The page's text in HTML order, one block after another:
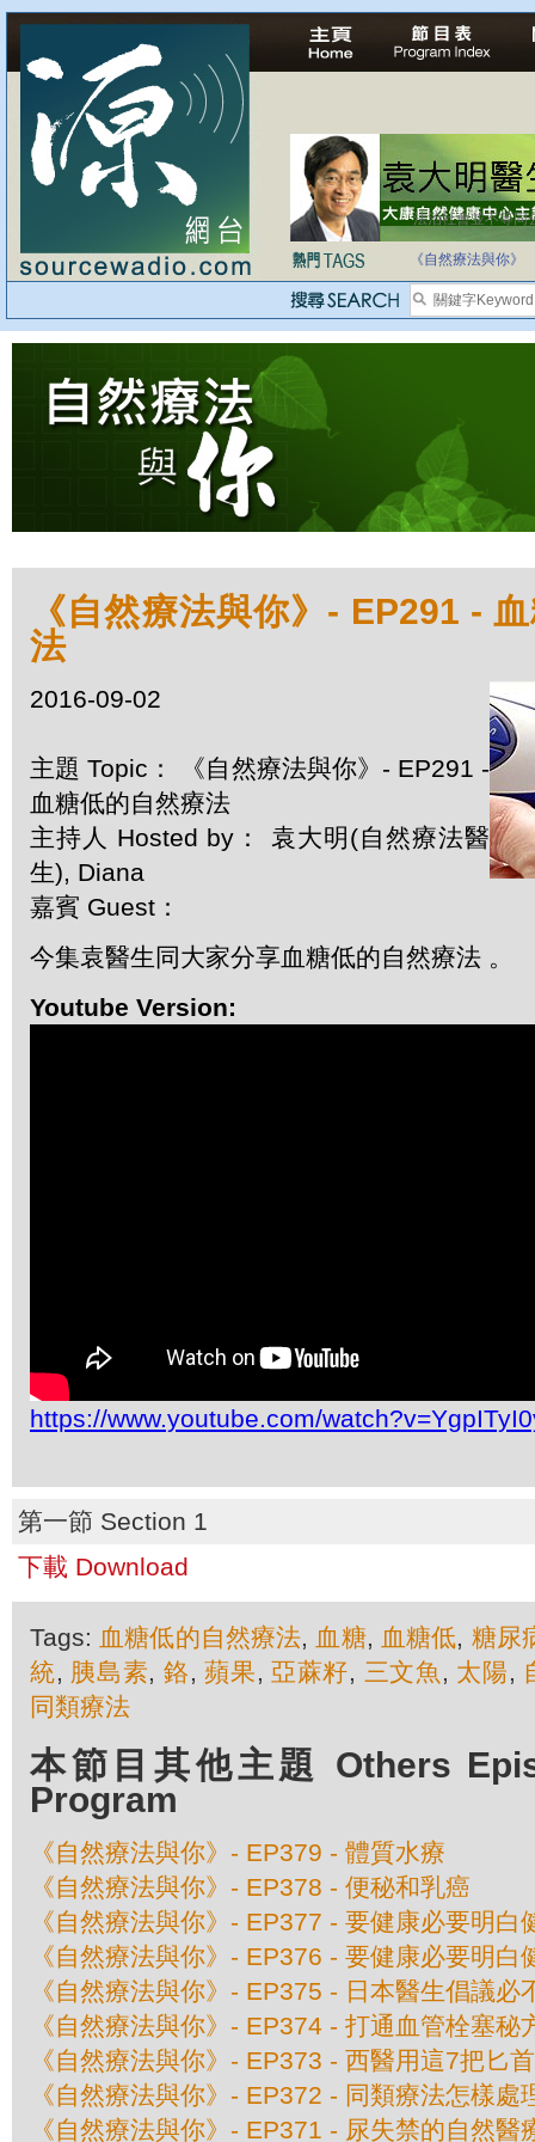
法治社會並不等同
《自然療法與你》
《自然療法與你》- EP291 -
法
2016-09-02
主題 Topic： 《自然療法與你》- EP291 -
血糖低的自然療法
主持人 Hosted by： 袁大明(自然療法醫
生), Diana
嘉賓 Guest：
今集袁醫生同大家分享血糖低的自然療法 。
Youtube Version:
https://www.youtube.com/
第一節 Section 1
下載 Download
Tags: 血糖低的自然療法, 血糖, 血糖低, 糖尿
統, 胰島素, 鉻,蘋果,亞蔴籽, 三文魚 , 太陽,
同類療法
本節目其他主題 Others
Program
《自然療法與你》- EP379 - 體質水療
《自然療法與你》- EP378 - 便秘和乳癌
《自然療法與你》- EP377 - 要健康必要明白
《自然療法與你》- EP376 - 要健康必要明白
《自然療法與你》- EP375 - 日本醫生倡議必
《自然療法與你》- EP374 - 打通血管栓塞秘
《自然療法與你》- EP373 - 西醫用這7把匕
《自然療法與你》- EP372 - 同類療法怎樣處
《自然療法與你》- EP371 - 尿失禁的自然醫